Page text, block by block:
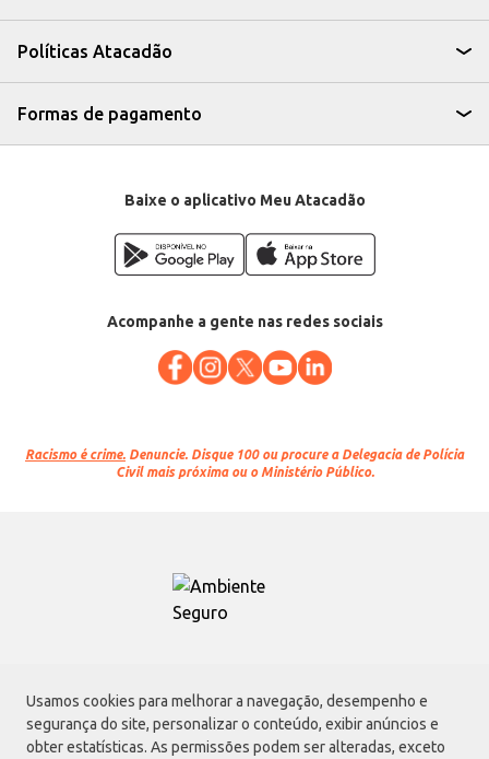
Usamos cookies para melhorar a navegação, desempenho e
segurança do site, personalizar o conteúdo, exibir anúncios e
obter estatísticas. As permissões podem ser alteradas, exceto
Políticas Atacadão
Formas de pagamento
Baixe o aplicativo Meu Atacadão
Acompanhe a gente nas redes sociais
Racismo é crime. Denuncie. Disque 100 ou procure a Delegacia de Polícia
Civil mais próxima ou o Ministério Público.
Atacadão S.A.
Avenida Morvan Dias de Figueiredo, 6169, Vila Maria, São Paulo - SP | CEP
02170-901 | CNPJ: 75.315.333/0001-09